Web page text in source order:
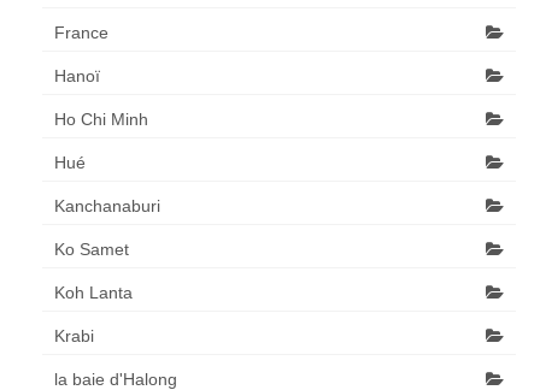
France
Hanoï
Ho Chi Minh
Hué
Kanchanaburi
Ko Samet
Koh Lanta
Krabi
la baie d'Halong